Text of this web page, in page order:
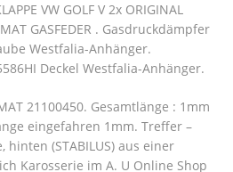
VW GOLF V 2x ORIGINAL
GASFEDER . Gasdruckdämpfer
Westfalia-Anhänger.
Deckel Westfalia-Anhänger.
21100450. Gesamtlänge : 1mm
eingefahren 1mm. Treffer –
hinten (STABILUS) aus einer
Karosserie im A. U Online Shop